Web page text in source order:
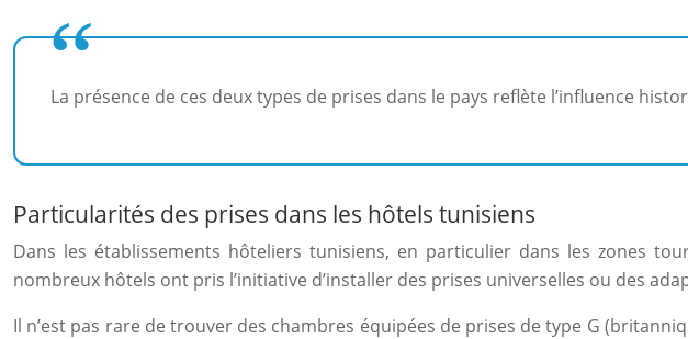
La présence de ces deux types de prises dans le pays reflète l’influence
Particularités des prises dans les hôtels tunisiens
Dans les établissements hôteliers tunisiens, en particulier dans les zones
nombreux hôtels ont pris l’initiative d’installer des prises universelles ou des
Il n’est pas rare de trouver des chambres équipées de prises de type G